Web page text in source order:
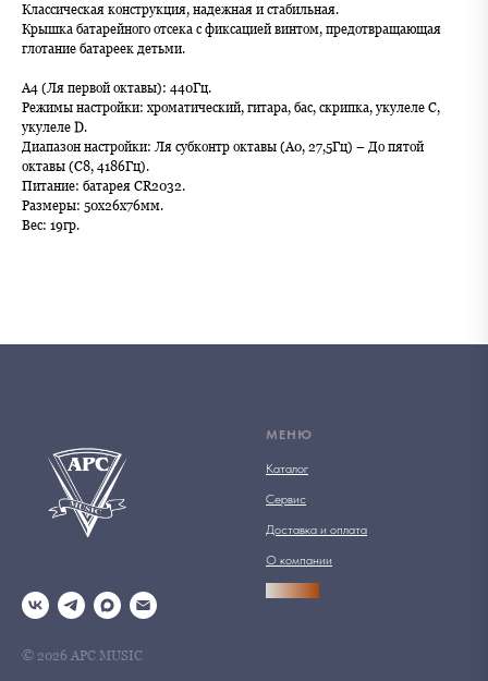
Классическая конструкция, надежная и стабильная.
Крышка батарейного отсека с фиксацией винтом, предотвращающая
глотание батареек детьми.
А4 (Ля первой октавы): 440Гц.
Режимы настройки: хроматический, гитара, бас, скрипка, укулеле C,
укулеле D.
Диапазон настройки: Ля субконтр октавы (A0, 27,5Гц) – До пятой
октавы (С8, 4186Гц).
Питание: батарея CR2032.
Размеры: 50х26х76мм.
Вес: 19гр.
© 2026 АРС MUSIC
МЕНЮ
Каталог
Сервис
Доставка и оплата
О компании